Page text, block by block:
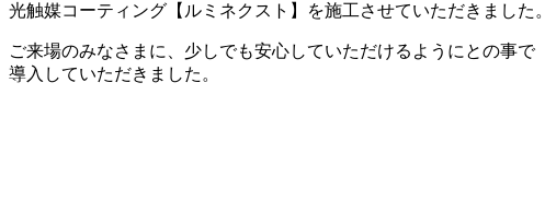
光触媒コーティング【ルミネクスト】を施工させていただきました。
ご来場のみなさまに、少しでも安心していただけるようにとの事で
導入していただきました。